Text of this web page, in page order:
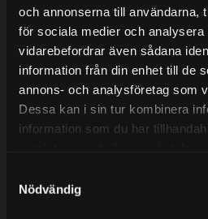
och annonserna till användarna,
för sociala medier och
vidarebefordrar även sådana
information från din enhet till de
annons- och analysföretag som
Dessa kan i sin tur kombinera
information som du har
Nödvändig
Under V.27 - V.33 nås vi enbart
under sommaren men med
det helt stängt.
Mån-Tors: 10:30-15:00
Lunchstängt 12:00-13:00